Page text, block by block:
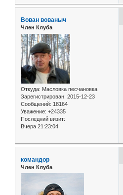
Вован вованыч
Член Клуба
Откуда: Масловка песчановка
Зарегистрирован: 2015-12-23
Сообщений: 18164
Уважение: +24335
Последний визит:
Вчера 21:23:04
командор
Член Клуба